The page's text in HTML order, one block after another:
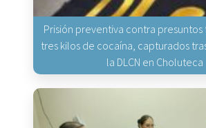
Prisión preventiva contra
tres kilos de cocaína, capturados
la DLCN en Choluteca